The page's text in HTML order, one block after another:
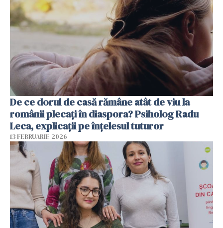
De ce dorul de casă rămâne atât de viu la
românii plecați în diaspora? Psiholog Radu
Leca, explicații pe înțelesul tuturor
13 FEBRUARIE 2026